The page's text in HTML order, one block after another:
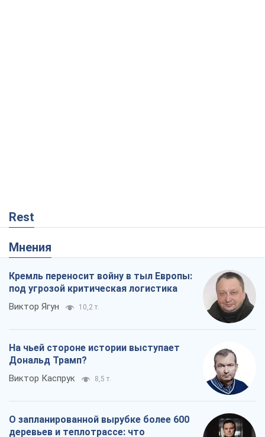
Rest
Мнения
Кремль переносит войну в тыл Европы:
под угрозой критическая логистика
Виктор Ягун 10,2 т.
На чьей стороне истории выступает
Дональд Трамп?
Виктор Каспрук 8,5 т.
О запланированной вырубке более 600
деревьев и теплотрассе: что